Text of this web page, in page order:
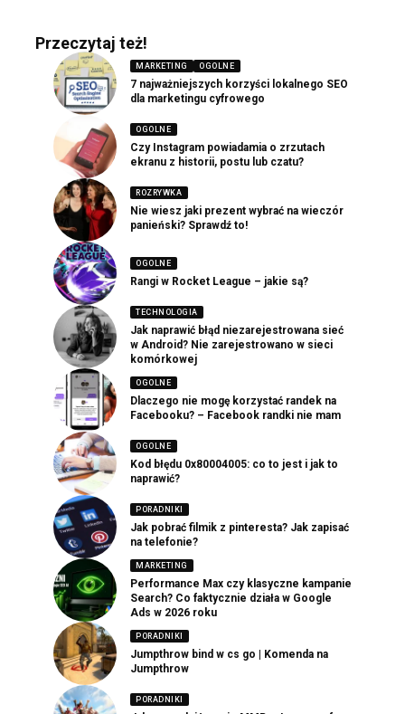
Przeczytaj też!
MARKETING OGOLNE
7 najważniejszych korzyści lokalnego SEO
dla marketingu cyfrowego
OGOLNE
Czy Instagram powiadamia o zrzutach
ekranu z historii, postu lub czatu?
ROZRYWKA
Nie wiesz jaki prezent wybrać na wieczór
panieński? Sprawdź to!
OGOLNE
Rangi w Rocket League – jakie są?
TECHNOLOGIA
Jak naprawić błąd niezarejestrowana sieć
w Android? Nie zarejestrowano w sieci
komórkowej
OGOLNE
Dlaczego nie mogę korzystać randek na
Facebooku? – Facebook randki nie mam
OGOLNE
Kod błędu 0x80004005: co to jest i jak to
naprawić?
PORADNIKI
Jak pobrać filmik z pinteresta? Jak zapisać
na telefonie?
MARKETING
Performance Max czy klasyczne kampanie
Search? Co faktycznie działa w Google
Ads w 2026 roku
PORADNIKI
Jumpthrow bind w cs go | Komenda na
Jumpthrow
PORADNIKI